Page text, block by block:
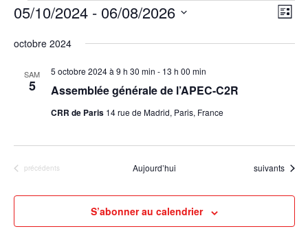
Évènements Liste
05/10/2024 - 06/08/2026
une
octobre 2024
SAM
5 Assemblée générale de l’APEC-C2R
5 octobre 2024 à 9 h 30 min - 13 h 00 min
CRR de Paris 14 rue de Madrid, Paris, France
Évènements
précédents Aujourd’hui Évènements
suivants
S’abonner au calendrier